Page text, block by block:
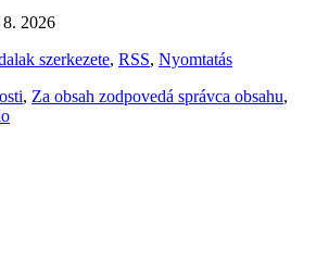
2026
szerkezete, RSS, Nyomtatás
, Za obsah zodpovedá správca obsahu,